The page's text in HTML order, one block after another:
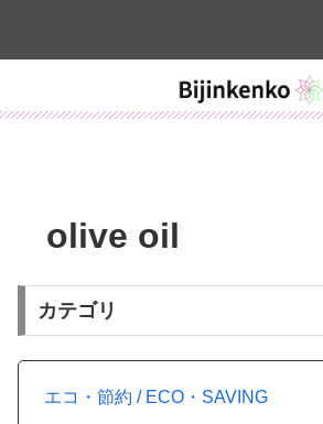
olive oil
カテゴリ
エコ・節約 / ECO・SAVING